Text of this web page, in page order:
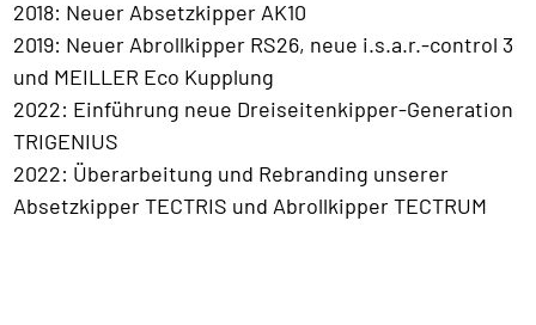
2018: Neuer Absetzkipper AK10
2019: Neuer Abrollkipper RS26, neue i.s.a.r.-control 3
und MEILLER Eco Kupplung
2022: Einführung neue Dreiseitenkipper-Generation
TRIGENIUS
2022: Überarbeitung und Rebranding unserer
Absetzkipper TECTRIS und Abrollkipper TECTRUM